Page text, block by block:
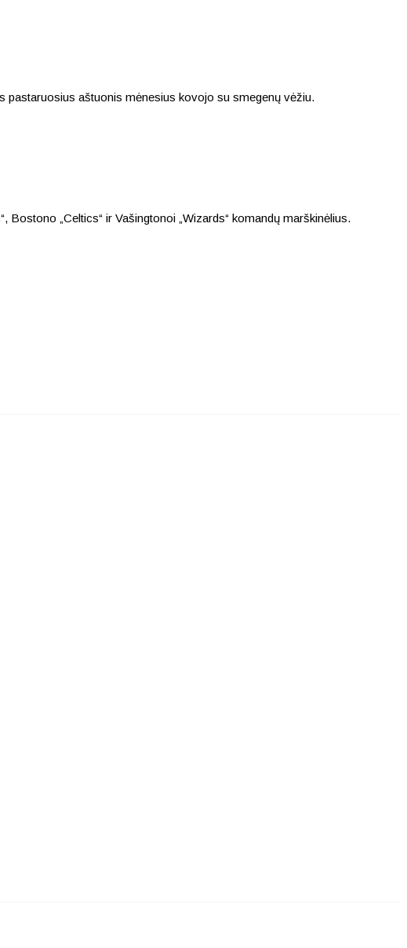
pastaruosius aštuonis mėnesius kovojo su smegenų vėžiu.
„Celtics“ ir Vašingtonoi „Wizards“ komandų marškinėlius.